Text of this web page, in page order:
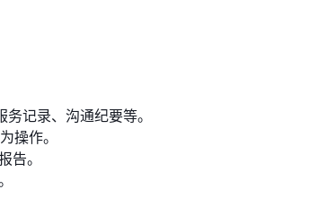
记录、沟通纪要等。
操作。
告。